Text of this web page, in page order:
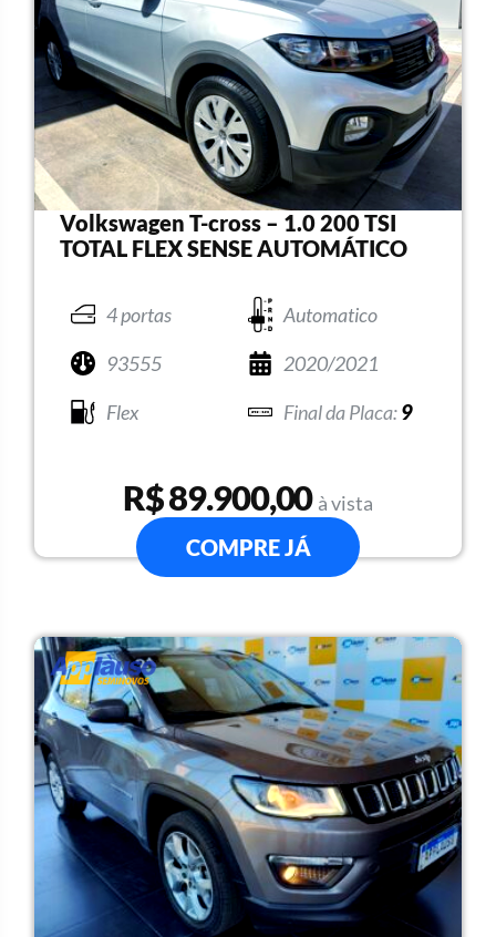
Volkswagen T-cross – 1.0 200 TSI
TOTAL FLEX SENSE AUTOMÁTICO
4 portas
Automatico
93555
2020/2021
Flex
9
R$ 89.900,00 à vista
COMPRE JÁ